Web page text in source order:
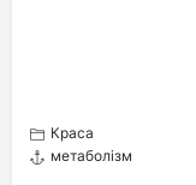
Краса
метаболізм